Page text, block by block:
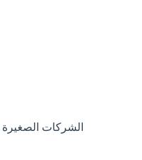
الشركات الصغيرة